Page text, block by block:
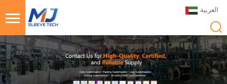
العربية